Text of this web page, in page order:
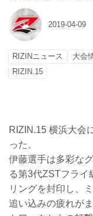
2019-04-09
RIZINニュース 大会
RIZIN.15
RIZIN.15 横浜大会
った。
伊藤選手は多彩な
る第3代ZSTフライ
リングを封印し、
追い込みの疲れが